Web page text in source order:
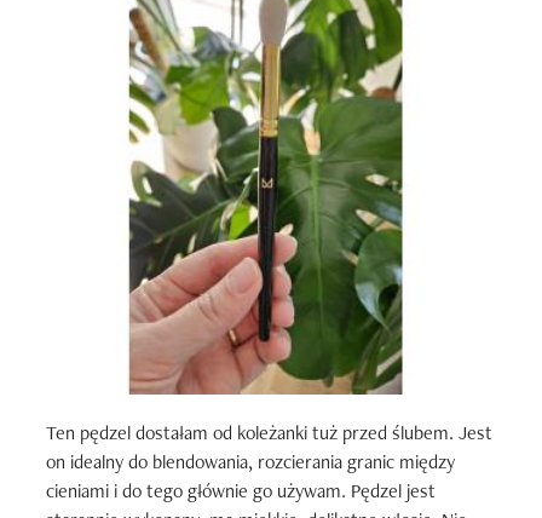
Ten pędzel dostałam od koleżanki tuż przed ślubem. Jest
on idealny do blendowania, rozcierania granic między
cieniami i do tego głównie go używam. Pędzel jest